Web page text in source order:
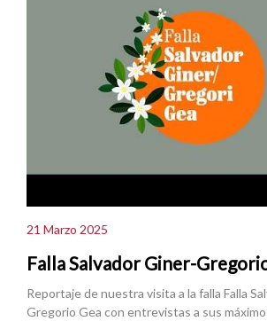
21 Marzo 2025
Falla Salvador Giner-
Reportaje de nuestra visita a la falla Falla
Gregorio Gea con entrevistas a sus